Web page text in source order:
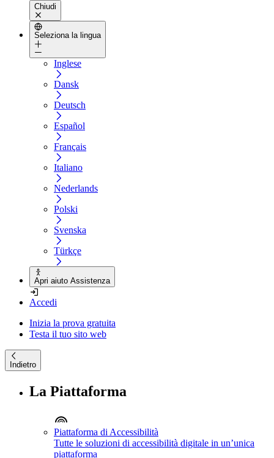
Chiudi
Seleziona la lingua
Inglese
Dansk
Deutsch
Español
Français
Italiano
Nederlands
Polski
Svenska
Türkçe
Apri aiuto Assistenza
Accedi
Inizia la prova gratuita
Testa il tuo sito web
Indietro
La Piattaforma
Piattaforma di Accessibilità
Tutte le soluzioni di accessibilità digitale in un’unica
piattaforma